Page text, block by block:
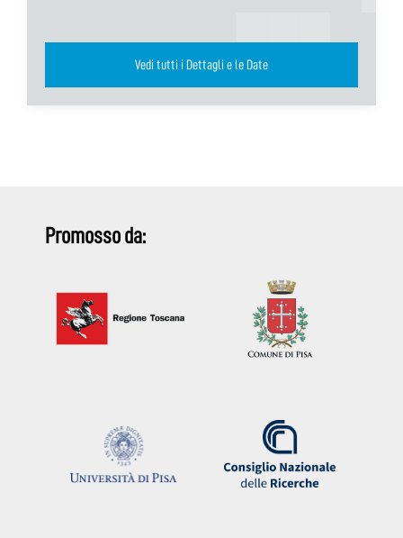
Vedi tutti i Dettagli e le Date
Promosso da: